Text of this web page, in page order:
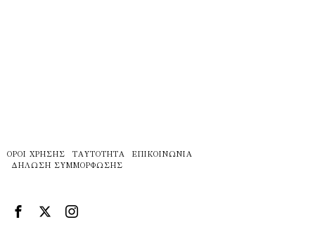
ΌΡΟΙ ΧΡΉΣΗΣ ΤΑΥΤΌΤΗΤΑ
ΕΠΙΚΟΙΝΩΝΊΑ
ΔΉΛΩΣΗ ΣΥΜΜΌΡΦΩΣΗΣ